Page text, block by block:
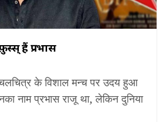
हैं प्रभास
के विशाल मन्च पर उदय हुआ
नाम प्रभास राजू था, लेकिन दुनिया